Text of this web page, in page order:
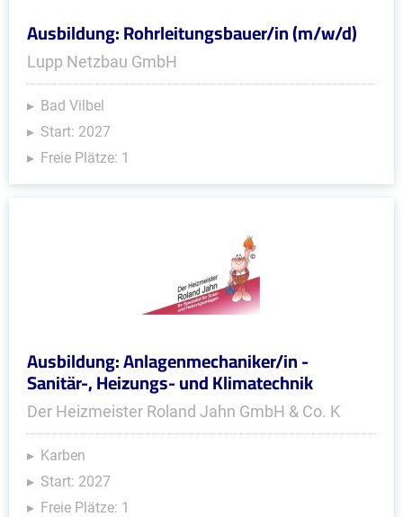
Ausbildung: Rohrleitungsbauer/in (m/w/d)
Lupp Netzbau GmbH
Bad Vilbel
Start: 2027
Freie Plätze: 1
Ausbildung: Anlagenmechaniker/in -
Sanitär-, Heizungs- und Klimatechnik
Der Heizmeister Roland Jahn GmbH & Co. K
Karben
Start: 2027
Freie Plätze: 1